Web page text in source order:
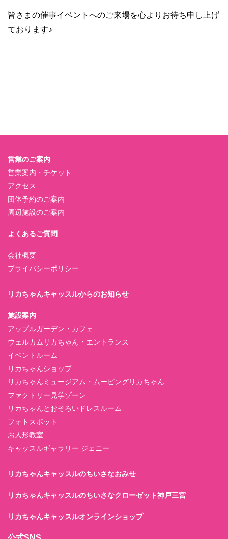
皆さまの催事イベントへのご来場を心よりお待ち申し上げ
ております♪
営業のご案内
営業案内・チケット
アクセス
団体予約のご案内
周辺施設のご案内
よくあるご質問
会社概要
プライバシーポリシー
リカちゃんキャッスルからのお知らせ
施設案内
アップルガーデン・カフェ
ウェルカムリカちゃん・エントランス
イベントルーム
リカちゃんショップ
リカちゃんミュージアム・ムービングリカちゃん
ファクトリー見学ゾーン
リカちゃんとおそろいドレスルーム
フォトスポット
お人形教室
キャッスルギャラリー ジェニー
リカちゃんキャッスルのちいさなおみせ
リカちゃんキャッスルのちいさなクローゼット神戸三宮
リカちゃんキャッスルオンラインショップ